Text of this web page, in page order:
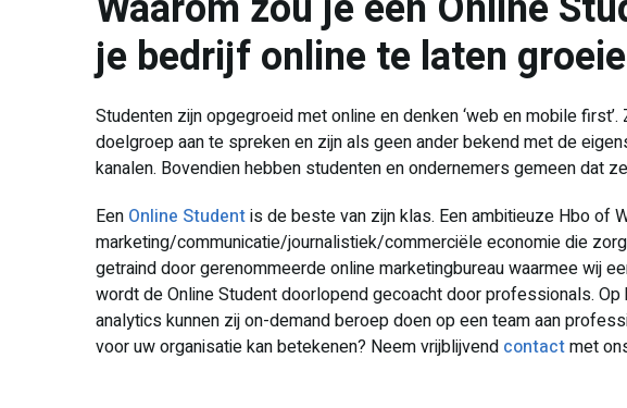
je bedrijf online te laten
Studenten zijn opgegroeid met online en denken ‘web en mobile
doelgroep aan te spreken en zijn als geen ander bekend met de
kanalen. Bovendien hebben studenten en ondernemers gemeen dat
Een Online Studentis de beste van zijn klas. Een ambitieuze Hbo of
marketing/communicatie/journalistiek/commerciële economie die
getraind door gerenommeerde online marketingbureau waarmee wij
wordt de Online Student doorlopend gecoacht door professionals.
analytics kunnen zij on-demand beroep doen op een team aan
voor uw organisatie kan betekenen? Neem vrijblijvend contactmet